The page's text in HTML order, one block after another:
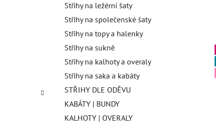
Střihy na ležérní šaty
Střihy na společenské šaty
Střihy na topy a halenky
Střihy na sukně
Střihy na kalhoty a overaly
Střihy na saka a kabáty
STŘIHY DLE ODĚVU
KABÁTY | BUNDY
KALHOTY | OVERALY